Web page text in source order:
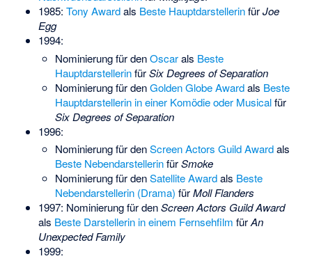
1985: Tony Awardals Beste HauptdarstellerinfürJoe
Egg
1994:
Nominierung für denOscarals Beste
HauptdarstellerinfürSix Degrees of Separation
Nominierung für denGolden Globe Awardals Beste
Hauptdarstellerin in einer Komödie oder Musicalfür
Six Degrees of Separation
1996:
Nominierung für denScreen Actors Guild Awardals
Beste NebendarstellerinfürSmoke
Nominierung für denSatellite Awardals Beste
Nebendarstellerin (Drama) fürMoll Flanders
1997: Nominierung für denScreen Actors Guild Award
als Beste Darstellerin in einem Fernsehfilm fürAn
Unexpected Family
1999: